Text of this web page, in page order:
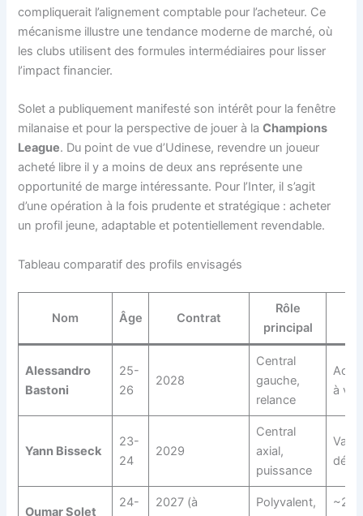
compliquerait l’alignement comptable pour l’acheteur. Ce
mécanisme illustre une tendance moderne de marché, où
les clubs utilisent des formules intermédiaires pour lisser
l’impact financier.
Solet a publiquement manifesté son intérêt pour la fenêtre
milanaise et pour la perspective de jouer à laChampions
League. Du point de vue d’Udinese, revendre un joueur
acheté libre il y a moins de deux ans représente une
opportunité de marge intéressante. Pour l’Inter, il s’agit
d’une opération à la fois prudente et stratégique : acheter
un profil jeune, adaptable et potentiellement revendable.
Tableau comparatif des profils envisagés
Nom Âge Contrat
Rôle
principal
Alessandro
Bastoni
25-
26
2028
Central
gauche,
relance
Actif
à
Yann Bisseck
23-
24
2029
Central
axial,
puissance
Oumar Solet
24-
2027 (à
Polyvalent,
~25